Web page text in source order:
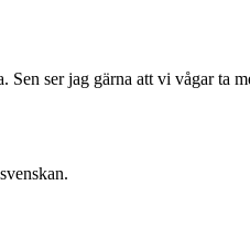
ser jag gärna att vi vågar ta